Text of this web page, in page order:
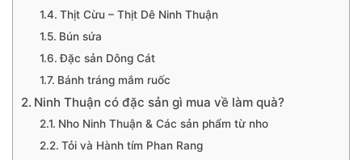
Thịt Cừu – Thịt Dê Ninh Thuận
Bún sứa
Đặc sản Dông Cát
Bánh tráng mắm ruốc
Ninh Thuận có đặc sản gì mua về làm quà?
Nho Ninh Thuận & Các sản phẩm từ nho
Tỏi và Hành tím Phan Rang